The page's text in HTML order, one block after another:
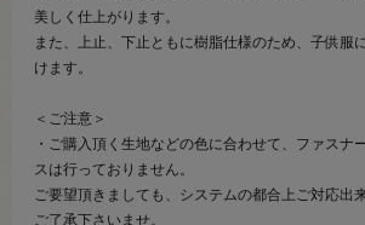
美しく仕上がります。
また、上止、下止ともに樹脂仕様のため、子供服
けます。
＜ご注意＞
・ご購入頂く生地などの色に合わせて、ファスナ
スは行っておりません。
ご要望頂きましても、システムの都合上ご対応出
ご了承下さいませ。